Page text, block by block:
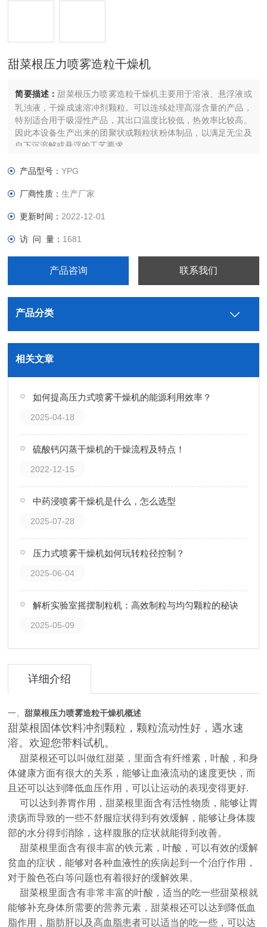
甜菜根压力喷雾造粒干燥机
简要描述：甜菜根压力喷雾造粒干燥机主要用于溶液、悬浮液或
乳浊液，干燥成速溶冲剂颗粒。可以连续处理高湿含量的产品，
特别适合用于吸湿性产品，其出口温度比较低，热效率比较高。
因此本设备生产出来的团聚状或颗粒状粉体制品，以满足无尘及
自下沉溶解或悬浮的工艺要求。
产品型号：YPG
厂商性质：生产厂家
更新时间： 2022-12-01
访 问 量： 1681
产品咨询 联系我们
产品分类
相关文章
如何提高压力式喷雾干燥机的能源利用效率？
2025-04-18
硫酸钙闪蒸干燥机的干燥流程及特点！
2022-12-15
中药浸喷雾干燥机是什么，怎么选型
2025-07-28
压力式喷雾干燥机如何玩转粒径控制？
2025-06-04
解析实验室摇摆制粒机：高效制粒与均匀颗粒的秘诀
2025-05-09
详细介绍
一、甜菜根压力喷雾造粒干燥机概述
甜菜根 固体饮料冲剂颗粒，颗粒流动性好，遇水速
溶。欢迎您带料试机。
甜菜根还可以叫做红甜菜，里面含有纤维素，叶酸，和身
体健康方面有很大的关系，能够让血液流动的速度更快，而
且还可以达到降低血压作用，可以让运动的表现变得更好.
可以达到养胃作用，甜菜根里面含有活性物质，能够让胃
溃疡而导致的一些不舒服症状得到有效缓解，能够让身体腹
部的水分得到消除，这样腹胀的症状就能得到改善。
甜菜根里面含有很丰富的铁元素，叶酸，可以有效的缓解
贫血的症状，能够对各种血液性的疾病起到一个治疗作用，
对于脸色苍白等问题也有着很好的缓解效果。
甜菜根里面含有非常丰富的叶酸，适当的吃一些甜菜根就
能够补充身体所需要的营养元素，甜菜根还可以达到降低血
脂作用，脂肪肝以及高血脂患者可以适当的吃一些，可以达